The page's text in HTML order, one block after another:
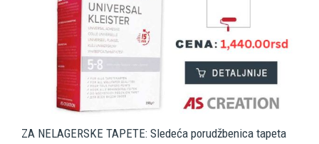
ZA NELAGERSKE TAPETE: Sledeća porudžbenica tapeta